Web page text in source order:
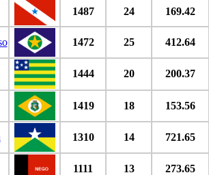
1487 24 169.42
1472 25 412.64
1444 20 200.37
1419 18 153.56
1310 14 721.65
1111 13 273.65